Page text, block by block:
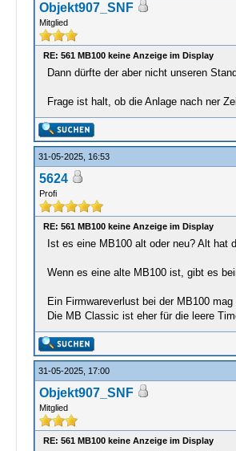
Objekt907_SNF
Mitglied
RE: 561 MB100 keine Anzeige im Display
Dann dürfte der aber nicht unseren
Frage ist halt, ob die Anlage nach ner
31-05-2025, 16:53
5624
Profi
RE: 561 MB100 keine Anzeige im Display
Ist es eine MB100 alt oder neu? Alt hat
Wenn es eine alte MB100 ist, gibt es
Ein Firmwareverlust bei der MB100
Die MB Classic ist eher für die leere
31-05-2025, 17:00
Objekt907_SNF
Mitglied
RE: 561 MB100 keine Anzeige im Display